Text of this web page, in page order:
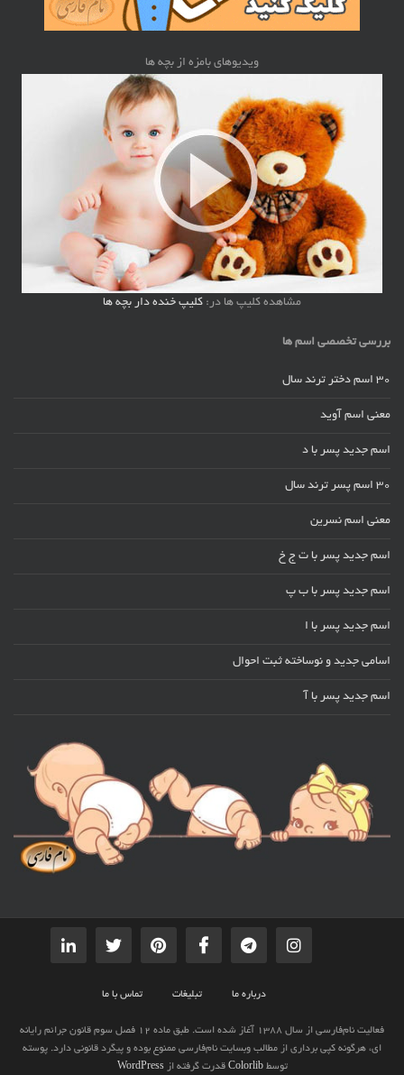
ویدیوهای بامزه از بچه ها
مشاهده کلیپ ها در: کلیپ خنده دار بچه ها
بررسی تخصصی اسم ها
30 اسم دختر ترند سال
معنی اسم آوید
اسم جدید پسر با د
30 اسم پسر ترند سال
معنی اسم نسرین
اسم جدید پسر با ت ج خ
اسم جدید پسر با ب پ
اسم جدید پسر با ا
اسامی جدید و نوساخته ثبت احوال
اسم جدید پسر با آ
درباره ما تبلیغات تماس با ما
فعالیت نام‌فارسی از سال 1388 آغاز شده است. طبق ماده 12 فصل سوم قانون جرائم رایانه
ای، هرگونه کپی برداری از مطالب وبسایت نام‌فارسی ممنوع بوده و پیگرد قانونی دارد. پوسته
توسطColorlib قدرت گرفته ازWordPress